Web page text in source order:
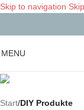
Skip to navigation
MENU
Start/DIY Produkte